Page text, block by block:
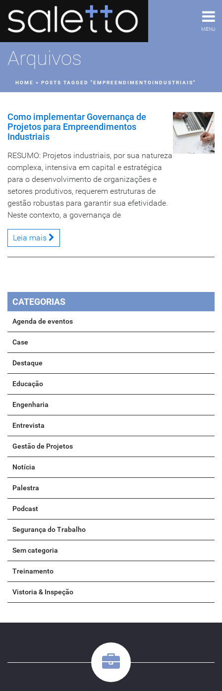
MENU
Arquivos
HOME » POSTS TAGGED "EMPREENDIMENTOINDUSTRIAIS"
Como implementar Governança de
Projetos para Empreendimentos
Industriais
RESUMO: Projetos industriais, por sua natureza
complexa, intensiva em capital e estratégica
para o desenvolvimento de organizações e
setores produtivos, requerem estruturas de
gestão robustas para garantir sua efetividade.
Neste contexto, a governança de
Leia mais
CATEGORIAS
Agenda de eventos
Case
Destaque
Educação
Engenharia
Entrevista
Gestão de Projetos
Notícia
Palestra
Podcast
Segurança do Trabalho
Sem categoria
Treinamento
Vistoria & Inspeção